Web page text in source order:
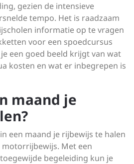
gezien de intensieve
tempo. Het is raadzaam
informatie op te vragen
voor een spoedcursus
een goed beeld krijgt van wat
kosten en wat er inbegrepen is
maand je
een maand je rijbewijs te halen
Met een
begeleiding kun je